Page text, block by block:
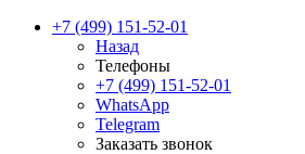
+7 (499) 151-52-01
Назад
Телефоны
+7 (499) 151-52-01
WhatsApp
Telegram
Заказать звонок